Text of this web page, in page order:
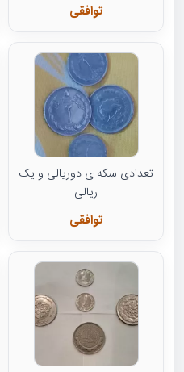
توافقی
تعدادی سکه ی دوریالی و یک
ریالی
توافقی